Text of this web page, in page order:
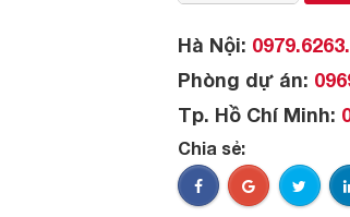
Hà Nội:
Phòng dự án:
Tp. Hồ Chí Minh:
Chia sẻ: